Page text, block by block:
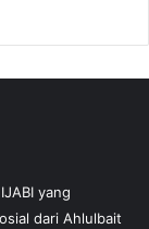
yang
dari Ahlulbait